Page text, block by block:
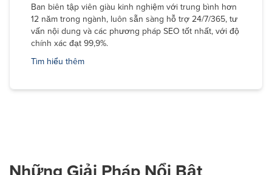
Ban biên tập viên giàu kinh nghiệm với trung bình hơn
12 năm trong ngành, luôn sẵn sàng hỗ trợ 24/7/365, tư
vấn nội dung và các phương pháp SEO tốt nhất, với độ
chính xác đạt 99,9%.
Tìm hiểu thêm